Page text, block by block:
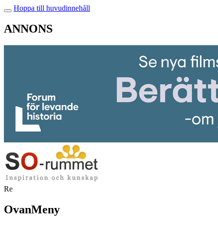
Hoppa till huvudinnehåll
ANNONS
Re
OvanMeny